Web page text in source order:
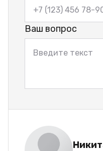
Ваш вопрос